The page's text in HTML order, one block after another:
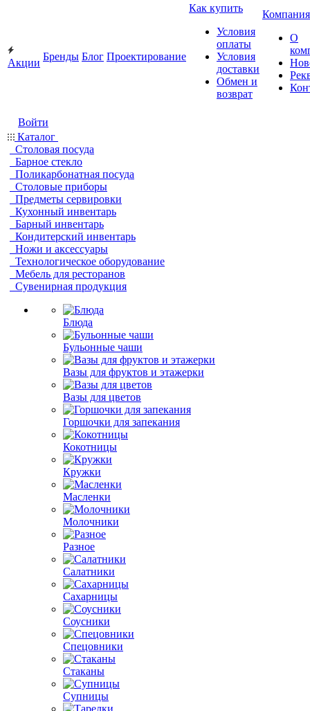
Акции
Бренды Блог Проектирование
Как купить
Условия
оплаты
Условия
доставки
Обмен и
возврат
Компания
О
Войти
Каталог
Столовая посуда
Барное стекло
Поликарбонатная посуда
Столовые приборы
Предметы сервировки
Кухонный инвентарь
Барный инвентарь
Кондитерский инвентарь
Ножи и аксессуары
Технологическое оборудование
Мебель для ресторанов
Сувенирная продукция
Блюда
Бульонные чаши
Вазы для фруктов и этажерки
Вазы для цветов
Горшочки для запекания
Кокотницы
Кружки
Масленки
Молочники
Разное
Салатники
Сахарницы
Соусники
Спецовники
Стаканы
Супницы